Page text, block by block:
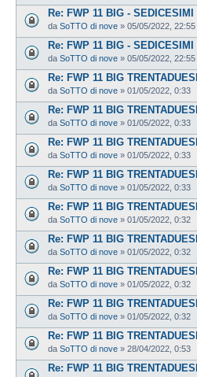
Re: FWP 11 BIG -
da SoTTO di nove » 05/05/2022, 22:55
Re: FWP 11 BIG -
da SoTTO di nove » 05/05/2022, 22:55
Re: FWP 11 BIG
da SoTTO di nove » 01/05/2022, 0:33
Re: FWP 11 BIG
da SoTTO di nove » 01/05/2022, 0:33
Re: FWP 11 BIG
da SoTTO di nove » 01/05/2022, 0:33
Re: FWP 11 BIG
da SoTTO di nove » 01/05/2022, 0:33
Re: FWP 11 BIG
da SoTTO di nove » 01/05/2022, 0:32
Re: FWP 11 BIG
da SoTTO di nove » 01/05/2022, 0:32
Re: FWP 11 BIG
da SoTTO di nove » 01/05/2022, 0:32
Re: FWP 11 BIG
da SoTTO di nove » 01/05/2022, 0:32
Re: FWP 11 BIG
da SoTTO di nove » 28/04/2022, 0:53
Re: FWP 11 BIG